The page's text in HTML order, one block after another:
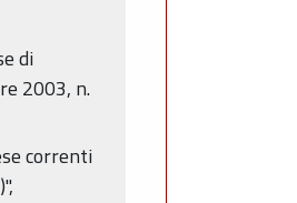
di
2003, n.
correnti